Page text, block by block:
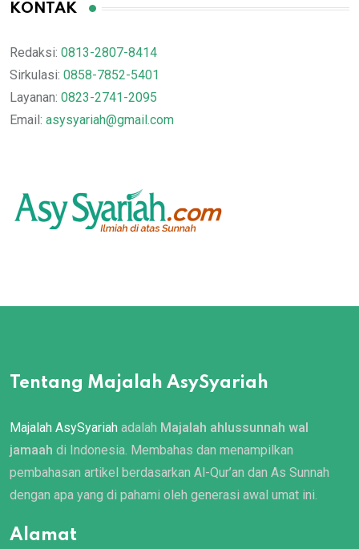
KONTAK
Redaksi: 0813-2807-8414
Sirkulasi: 0858-7852-5401
Layanan: 0823-2741-2095
Email: asysyariah@gmail.com
Tentang Majalah AsySyariah
Majalah AsySyariah adalah Majalah ahlussunnah wal
jamaah di Indonesia. Membahas dan menampilkan
pembahasan artikel berdasarkan Al-Qur’an dan As Sunnah
dengan apa yang di pahami oleh generasi awal umat ini.
Alamat